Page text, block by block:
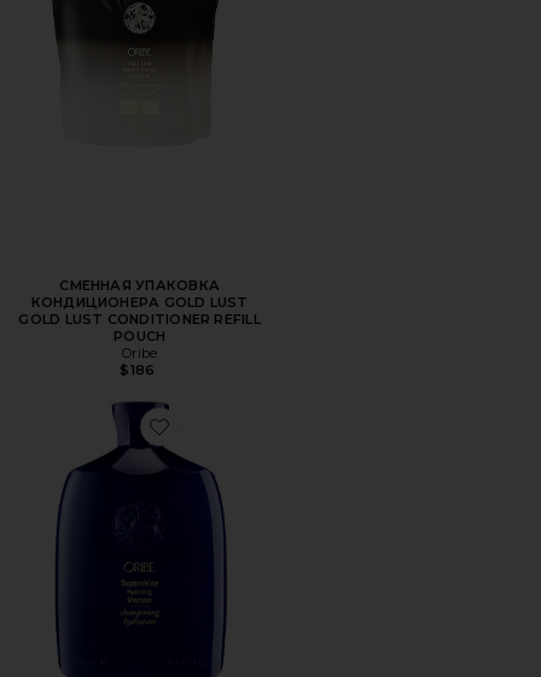
СМЕННАЯ УПАКОВКА
КОНДИЦИОНЕРА GOLD LUST
GOLD LUST CONDITIONER REFILL
POUCH
Oribe
$186
Favorite ШАМПУНЬ SUPERSHINE HYDRATING SHAMPOO